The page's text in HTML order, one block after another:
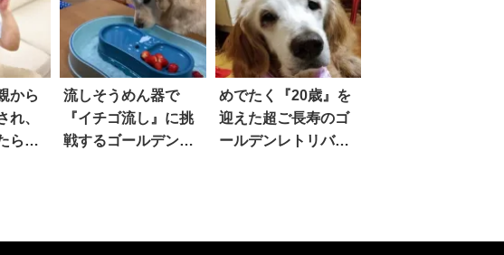
から
れ、
ら…
流しそうめん器で
『イチゴ流し』に挑
戦するゴールデンレ
めでたく『20歳』を
迎えた超ご長寿のゴ
ールデンレトリバ